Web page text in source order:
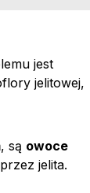
jest
jelitowej,
, są owoce
jelita.